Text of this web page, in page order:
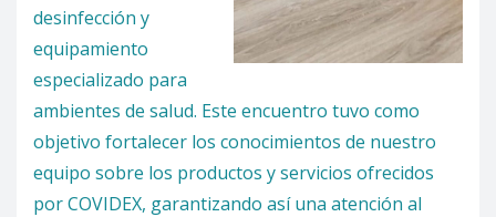
desinfección y
equipamiento
especializado para
ambientes de salud. Este encuentro tuvo como
objetivo fortalecer los conocimientos de nuestro
equipo sobre los productos y servicios ofrecidos
por COVIDEX, garantizando así una atención al